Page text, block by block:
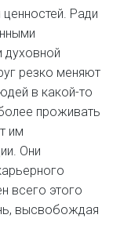
Ради
духовной
резко меняют
в какой-то
проживать
им
Они
всего этого
высвобождая